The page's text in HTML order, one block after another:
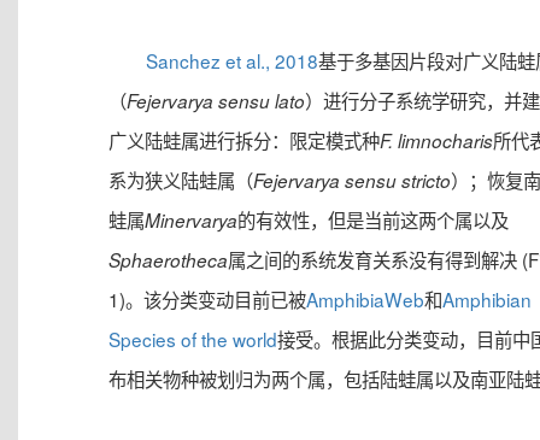
Sanchez et al., 2018基于多基因片段对广义陆蛙
（Fejervarya sensu lato）进行分子系统学研究，并
广义陆蛙属进行拆分：限定模式种F. limnocharis所代
系为狭义陆蛙属（Fejervarya sensu stricto）；恢复
蛙属Minervarya的有效性，但是当前这两个属以及
Sphaerotheca属之间的系统发育关系没有得到解决
1)。该分类变动目前已被AmphibiaWeb和Amphibian
Species of the world接受。根据此分类变动，目前中
布相关物种被划归为两个属，包括陆蛙属以及南亚陆